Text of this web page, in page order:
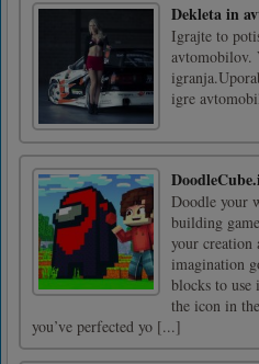
Dekleta in
Igrajte to
avtomobilov.
igre
Doodle your
building
your creation
imagination
blocks to use
the icon in
you’ve perfected yo [...]